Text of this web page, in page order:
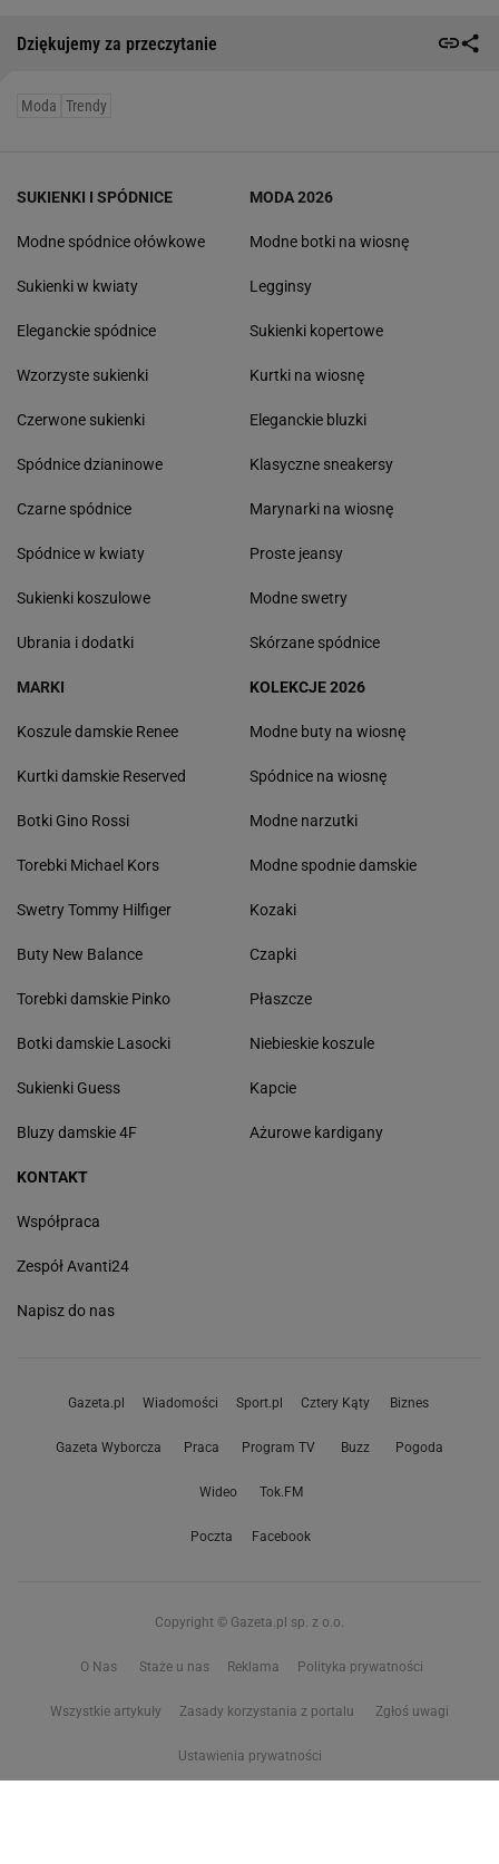
Dziękujemy za przeczytanie
Moda Trendy
SUKIENKI I SPÓDNICE
Modne spódnice ołówkowe
Sukienki w kwiaty
Eleganckie spódnice
Wzorzyste sukienki
Czerwone sukienki
Spódnice dzianinowe
Czarne spódnice
Spódnice w kwiaty
Sukienki koszulowe
Ubrania i dodatki
MODA 2026
Modne botki na wiosnę
Legginsy
Sukienki kopertowe
Kurtki na wiosnę
Eleganckie bluzki
Klasyczne sneakersy
Marynarki na wiosnę
Proste jeansy
Modne swetry
Skórzane spódnice
MARKI
Koszule damskie Renee
Kurtki damskie Reserved
Botki Gino Rossi
Torebki Michael Kors
Swetry Tommy Hilfiger
Buty New Balance
Torebki damskie Pinko
Botki damskie Lasocki
Sukienki Guess
Bluzy damskie 4F
KOLEKCJE 2026
Modne buty na wiosnę
Spódnice na wiosnę
Modne narzutki
Modne spodnie damskie
Kozaki
Czapki
Płaszcze
Niebieskie koszule
Kapcie
Ażurowe kardigany
KONTAKT
Współpraca
Zespół Avanti24
Napisz do nas
Gazeta.pl Wiadomości Sport.pl Cztery Kąty Biznes
Gazeta Wyborcza Praca Program TV Buzz Pogoda
Wideo Tok.FM
Poczta Facebook
Copyright © Gazeta.pl sp. z o.o.
O Nas Staże u nas Reklama Polityka prywatności
Wszystkie artykuły Zasady korzystania z portalu Zgłoś uwagi
Ustawienia prywatności